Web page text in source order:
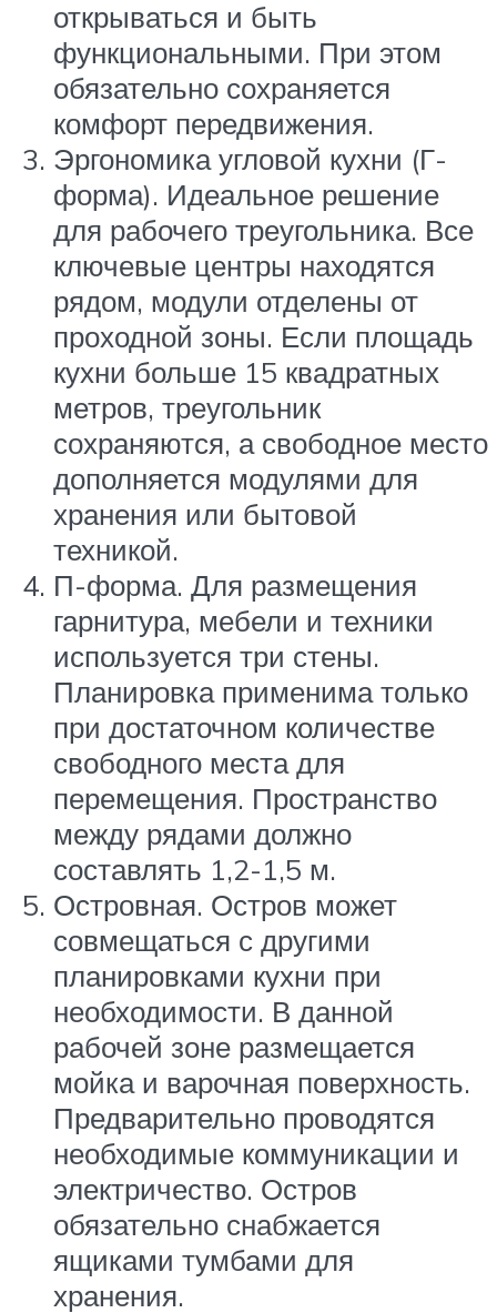
открываться и быть
функциональными. При этом
обязательно сохраняется
комфорт передвижения.
Эргономика угловой кухни (Г-
форма). Идеальное решение
для рабочего треугольника. Все
ключевые центры находятся
рядом, модули отделены от
проходной зоны. Если площадь
кухни больше 15 квадратных
метров, треугольник
сохраняются, а свободное место
дополняется модулями для
хранения или бытовой
техникой.
П-форма. Для размещения
гарнитура, мебели и техники
используется три стены.
Планировка применима только
при достаточном количестве
свободного места для
перемещения. Пространство
между рядами должно
составлять 1,2-1,5 м.
Островная. Остров может
совмещаться с другими
планировками кухни при
необходимости. В данной
рабочей зоне размещается
мойка и варочная поверхность.
Предварительно проводятся
необходимые коммуникации и
электричество. Остров
обязательно снабжается
ящиками тумбами для
хранения.